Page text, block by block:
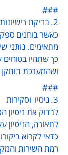
###
2. בדיקת רישיונות והסמכות
כאשר בוחנים
מתאימים. נותני
כך שתהיו
ושהמערכת
###
3. ניסיון וסקירות
לבדוק את
לתאורה, הניסיון
כדאי לקרוא
רמת השירות